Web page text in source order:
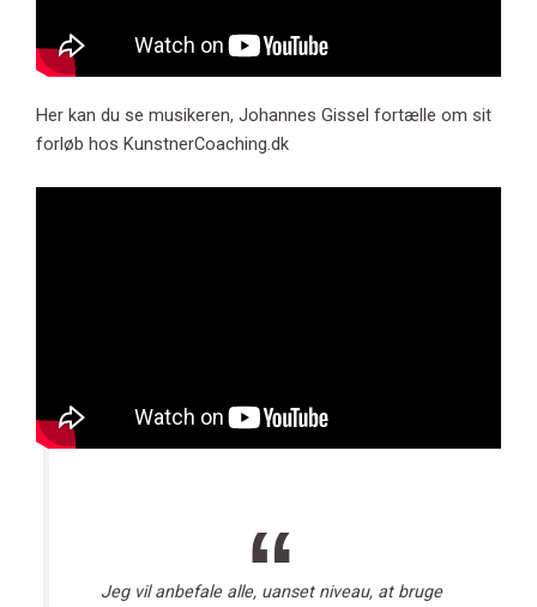
Her kan du se musikeren, Johannes Gissel fortælle om sit
forløb hos KunstnerCoaching.dk
Jeg vil anbefale alle, uanset niveau, at bruge